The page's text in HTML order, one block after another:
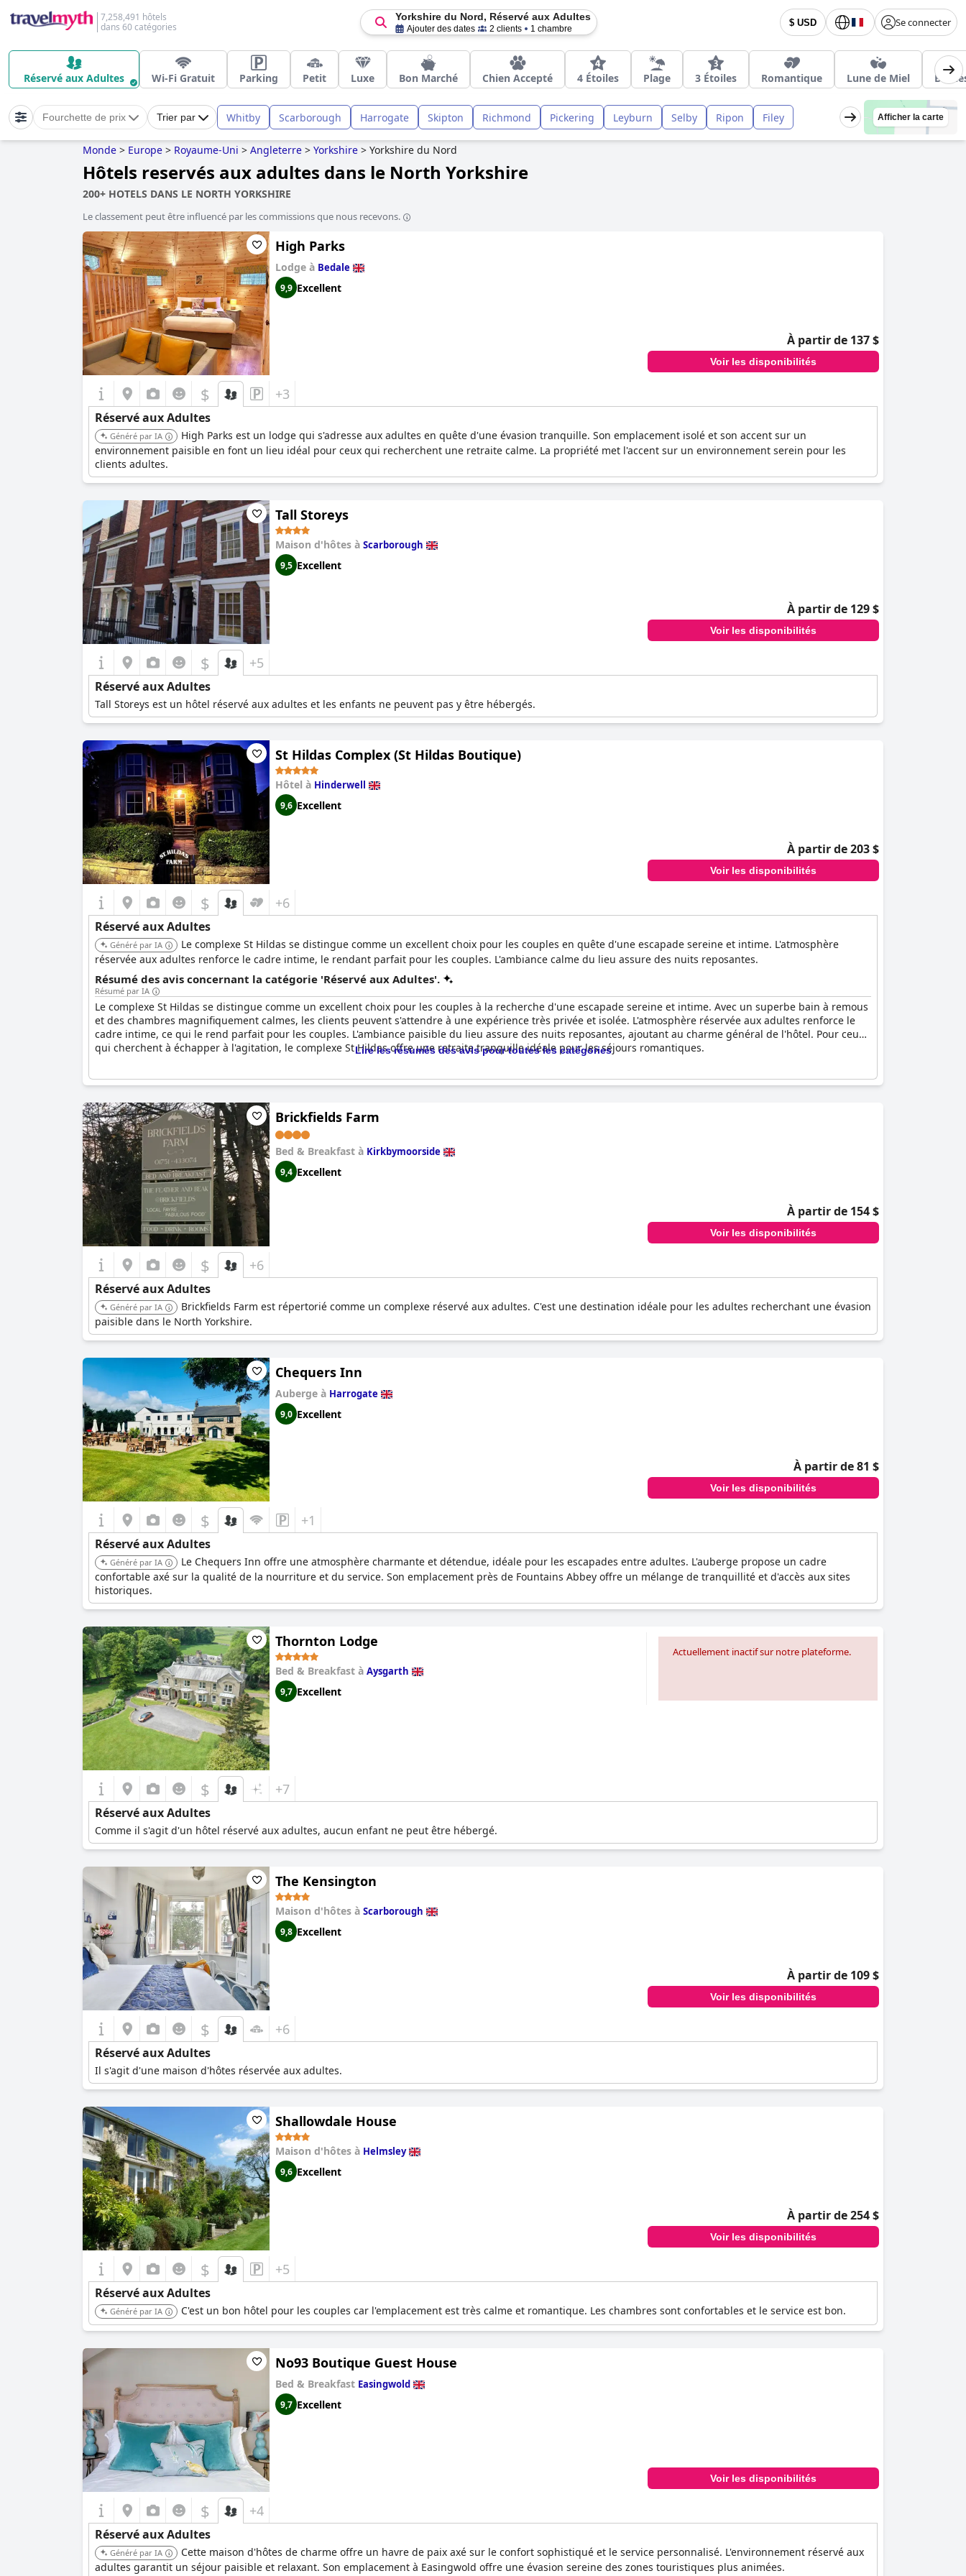
7,258,491 hôtels
dans 60 catégories
$ USD Se connecter
Yorkshire du Nord, Réservé aux Adultes
Ajouter des dates 2 clients 1 chambre
Réservé aux Adultes Wi-Fi Gratuit Parking Petit Luxe Bon Marché Chien Accepté 4 Étoiles Plage 3 Étoiles Romantique Lune de Miel
Fourchette de prix Trier par Whitby Scarborough Harrogate Skipton Richmond Pickering Leyburn Selby Ripon Filey Afficher la carte
Monde > Europe > Royaume-Uni > Angleterre > Yorkshire > Yorkshire du Nord
Hôtels reservés aux adultes dans le North Yorkshire
200+ HOTELS DANS LE NORTH YORKSHIRE
Le classement peut être influencé par les commissions que nous recevons.
High Parks
Lodge à Bedale
9,9 Excellent
À partir de 137 $
Voir les disponibilités
$ +3
Réservé aux Adultes
Généré par IA
High Parks est un lodge qui s'adresse aux adultes en quête d'une évasion tranquille. Son emplacement isolé et son accent sur un
environnement paisible en font un lieu idéal pour ceux qui recherchent une retraite calme. La propriété met l'accent sur un environnement serein pour les
clients adultes.
Tall Storeys
Maison d'hôtes à Scarborough
9,5 Excellent
À partir de 129 $
Voir les disponibilités
$ +5
Réservé aux Adultes
Tall Storeys est un hôtel réservé aux adultes et les enfants ne peuvent pas y être hébergés.
St Hildas Complex (St Hildas Boutique)
Hôtel à Hinderwell
9,6 Excellent
À partir de 203 $
Voir les disponibilités
$ +6
Réservé aux Adultes
Généré par IA
Le complexe St Hildas se distingue comme un excellent choix pour les couples en quête d'une escapade sereine et intime. L'atmosphère
réservée aux adultes renforce le cadre intime, le rendant parfait pour les couples. L'ambiance calme du lieu assure des nuits reposantes.
Résumé des avis concernant la catégorie 'Réservé aux Adultes'.
Résumé par IA
Le complexe St Hildas se distingue comme un excellent choix pour les couples à la recherche d'une escapade sereine et intime. Avec un superbe bain à remous
et des chambres magnifiquement calmes, les clients peuvent s'attendre à une expérience très privée et isolée. L'atmosphère réservée aux adultes renforce le
cadre intime, ce qui le rend parfait pour les couples. L'ambiance paisible du lieu assure des nuits reposantes, ajoutant au charme général de l'hôtel. Pour ceux
qui cherchent à échapper à l'agitation, le complexe St Hildas offre une retraite tranquille idéale pour les séjours romantiques.
Lire les résumés des avis pour toutes les catégories
Brickfields Farm
Bed & Breakfast à Kirkbymoorside
9,4 Excellent
À partir de 154 $
Voir les disponibilités
$ +6
Réservé aux Adultes
Généré par IA
Brickfields Farm est répertorié comme un complexe réservé aux adultes. C'est une destination idéale pour les adultes recherchant une évasion
paisible dans le North Yorkshire.
Chequers Inn
Auberge à Harrogate
9,0 Excellent
À partir de 81 $
Voir les disponibilités
$ +1
Réservé aux Adultes
Généré par IA
Le Chequers Inn offre une atmosphère charmante et détendue, idéale pour les escapades entre adultes. L'auberge propose un cadre
confortable axé sur la qualité de la nourriture et du service. Son emplacement près de Fountains Abbey offre un mélange de tranquillité et d'accès aux sites
historiques.
Thornton Lodge
Bed & Breakfast à Aysgarth
9,7 Excellent
Actuellement inactif sur notre plateforme.
$ +7
Réservé aux Adultes
Comme il s'agit d'un hôtel réservé aux adultes, aucun enfant ne peut être hébergé.
The Kensington
Maison d'hôtes à Scarborough
9,8 Excellent
À partir de 109 $
Voir les disponibilités
$ +6
Réservé aux Adultes
Il s'agit d'une maison d'hôtes réservée aux adultes.
Shallowdale House
Maison d'hôtes à Helmsley
9,6 Excellent
À partir de 254 $
Voir les disponibilités
$ +5
Réservé aux Adultes
Généré par IA C'est un bon hôtel pour les couples car l'emplacement est très calme et romantique. Les chambres sont confortables et le service est bon.
No93 Boutique Guest House
Bed & Breakfast Easingwold
9,7 Excellent
Voir les disponibilités
$ +4
Réservé aux Adultes
Généré par IA
Cette maison d'hôtes de charme offre un havre de paix axé sur le confort sophistiqué et le service personnalisé. L'environnement réservé aux
adultes garantit un séjour paisible et relaxant. Son emplacement à Easingwold offre une évasion sereine des zones touristiques plus animées.